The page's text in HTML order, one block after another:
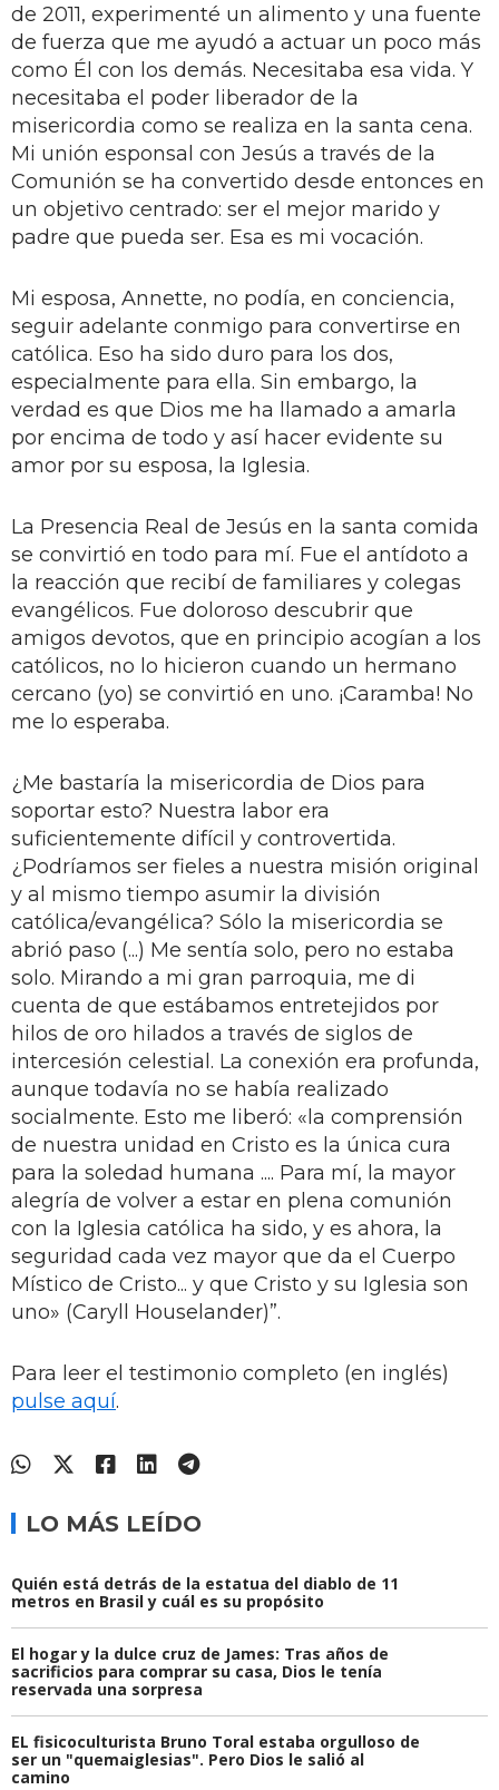
de 2011, experimenté un alimento y una fuente
de fuerza que me ayudó a actuar un poco más
como Él con los demás. Necesitaba esa vida. Y
necesitaba el poder liberador de la
misericordia como se realiza en la santa cena.
Mi unión esponsal con Jesús a través de la
Comunión se ha convertido desde entonces en
un objetivo centrado: ser el mejor marido y
padre que pueda ser. Esa es mi vocación.
Mi esposa, Annette, no podía, en conciencia,
seguir adelante conmigo para convertirse en
católica. Eso ha sido duro para los dos,
especialmente para ella. Sin embargo, la
verdad es que Dios me ha llamado a amarla
por encima de todo y así hacer evidente su
amor por su esposa, la Iglesia.
La Presencia Real de Jesús en la santa comida
se convirtió en todo para mí. Fue el antídoto a
la reacción que recibí de familiares y colegas
evangélicos. Fue doloroso descubrir que
amigos devotos, que en principio acogían a los
católicos, no lo hicieron cuando un hermano
cercano (yo) se convirtió en uno. ¡Caramba! No
me lo esperaba.
¿Me bastaría la misericordia de Dios para
soportar esto? Nuestra labor era
suficientemente difícil y controvertida.
¿Podríamos ser fieles a nuestra misión original
y al mismo tiempo asumir la división
católica/evangélica? Sólo la misericordia se
abrió paso (...) Me sentía solo, pero no estaba
solo. Mirando a mi gran parroquia, me di
cuenta de que estábamos entretejidos por
hilos de oro hilados a través de siglos de
intercesión celestial. La conexión era profunda,
aunque todavía no se había realizado
socialmente. Esto me liberó: «la comprensión
de nuestra unidad en Cristo es la única cura
para la soledad humana .... Para mí, la mayor
alegría de volver a estar en plena comunión
con la Iglesia católica ha sido, y es ahora, la
seguridad cada vez mayor que da el Cuerpo
Místico de Cristo... y que Cristo y su Iglesia son
uno» (Caryll Houselander)”.
Para leer el testimonio completo (en inglés)
pulse aquí.
LO MÁS LEÍDO
Quién está detrás de la estatua del diablo de 11
metros en Brasil y cuál es su propósito
El hogar y la dulce cruz de James: Tras años de
sacrificios para comprar su casa, Dios le tenía
reservada una sorpresa
EL fisicoculturista Bruno Toral estaba orgulloso de
ser un "quemaiglesias". Pero Dios le salió al
camino